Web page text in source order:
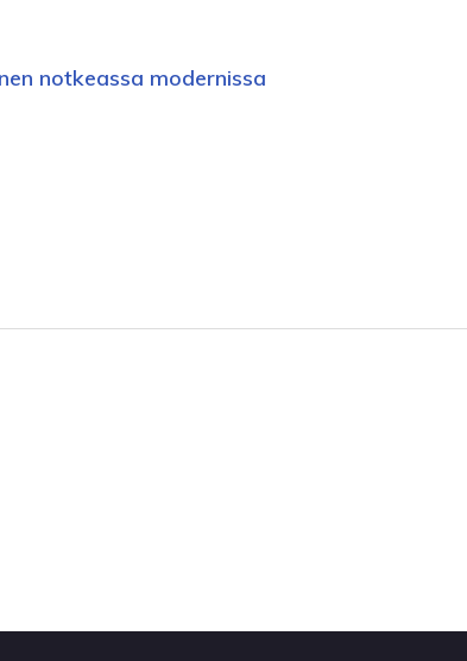
notkeassa modernissa